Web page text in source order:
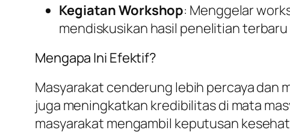
Kegiatan Workshop: Menggelar
mendiskusikan hasil penelitian
Mengapa Ini Efektif?
Masyarakat cenderung lebih percaya dan
juga meningkatkan kredibilitas di mata
masyarakat mengambil keputusan